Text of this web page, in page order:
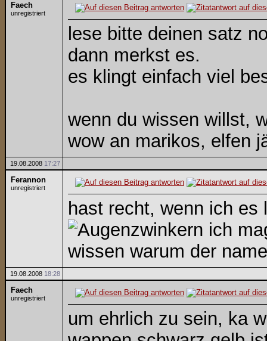
Faech
unregistriert
lese bitte deinen satz
dann merkst es.
es klingt einfach viel
wenn du wissen willst,
wow an marikos, elfen
19.08.2008 17:27
Ferannon
unregistriert
hast recht, wenn ich
ich
wissen warum der
19.08.2008 18:28
Faech
unregistriert
um ehrlich zu sein, ka